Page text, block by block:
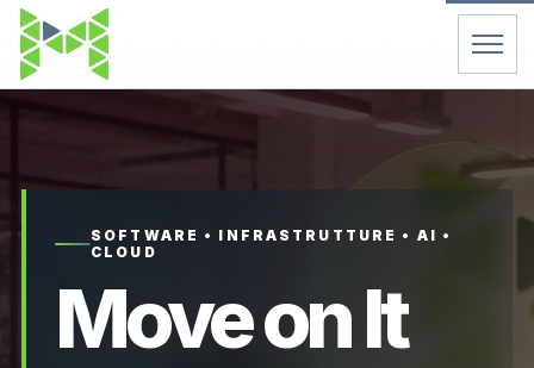
Servizi
Chi Siamo
Contatti
SOFTWARE • INFRASTRUTTURE • AI •
CLOUD
Move on It